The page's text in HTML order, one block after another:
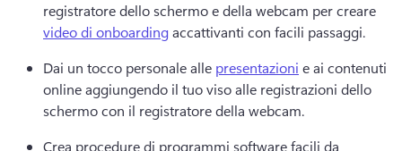
registratore dello schermo e della webcam per creare
video di onboarding accattivanti con facili passaggi.
Dai un tocco personale alle presentazioni e ai contenuti
online aggiungendo il tuo viso alle registrazioni dello
schermo con il registratore della webcam.
Crea procedure di programmi software facili da